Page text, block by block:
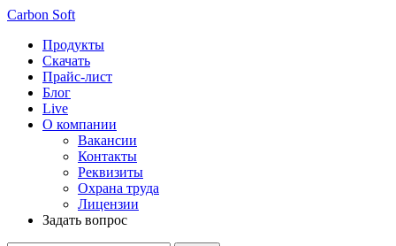
Carbon Soft
Продукты
Скачать
Прайс-лист
Блог
Live
О компании
Вакансии
Контакты
Реквизиты
Охрана труда
Лицензии
Задать вопрос